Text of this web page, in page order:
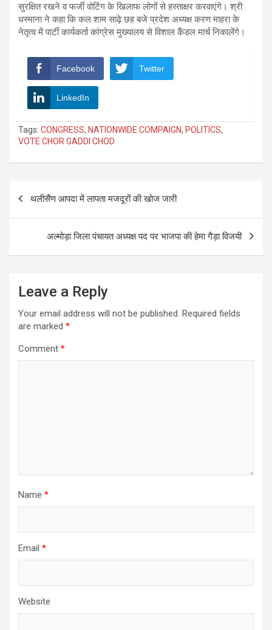
सुरक्षित रखने व फर्जी वोटिंग के खिलाफ लोगों से हस्ताक्षर करवाएंगे। श्री
धस्माना ने कहा कि कल शाम साढ़े छह बजे प्रदेश अध्यक्ष करण माहरा के
नेतृत्व में पार्टी कार्यकर्ता कांग्रेस मुख्यालय से विशाल कैंडल मार्च निकालेंगे।
Facebook Twitter
LinkedIn
Tags: CONGRESS, NATIONWIDE COMPAIGN, POLITICS,
VOTE CHOR GADDI CHOD
थलीसैंण आपदा में लापता मजदूरों की खोज जारी
अल्मोड़ा जिला पंचायत अध्यक्ष पद पर भाजपा की हेमा गैड़ा विजयी
Leave a Reply
Your email address will not be published. Required fields
are marked *
Comment *
Name *
Email *
Website